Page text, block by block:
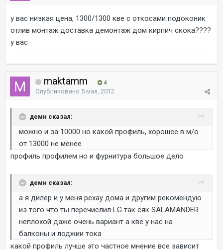
у вас низкая цена, 1300/1300 кве с откосами подоконик
отлив монтаж доставка демонтаж дом кирпич скока????
у вас
maktamm 4
Опубликовано 5 мая, 2012
демн сказал:
можно и за 10000 но какой профиль, хорошее в м/о
от 13000 не менее
профиль профилем но и фурнитура большое дело
демн сказал:
а я дилер и у меня рехау дома и другим рекомендую
из того что ты перечислил LG так сяк SALAMANDER
неплохой даже очень вариант а кве у нас на
балконы и лоджии тока
какой профиль лучше это частное мнение все зависит